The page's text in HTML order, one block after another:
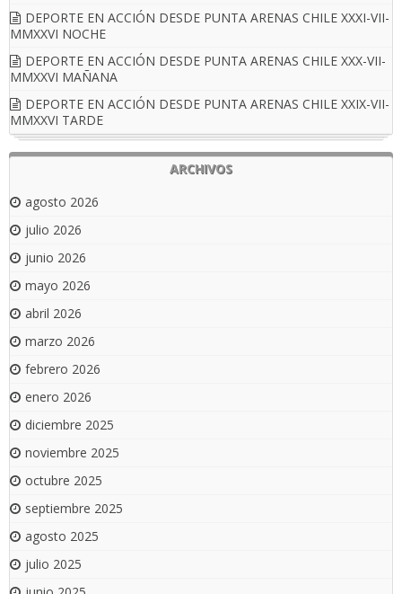
DEPORTE EN ACCIÓN DESDE PUNTA ARENAS CHILE XXXI-VII-
MMXXVI NOCHE
DEPORTE EN ACCIÓN DESDE PUNTA ARENAS CHILE XXX-VII-
MMXXVI MAÑANA
DEPORTE EN ACCIÓN DESDE PUNTA ARENAS CHILE XXIX-VII-
MMXXVI TARDE
ARCHIVOS
agosto 2026
julio 2026
junio 2026
mayo 2026
abril 2026
marzo 2026
febrero 2026
enero 2026
diciembre 2025
noviembre 2025
octubre 2025
septiembre 2025
agosto 2025
julio 2025